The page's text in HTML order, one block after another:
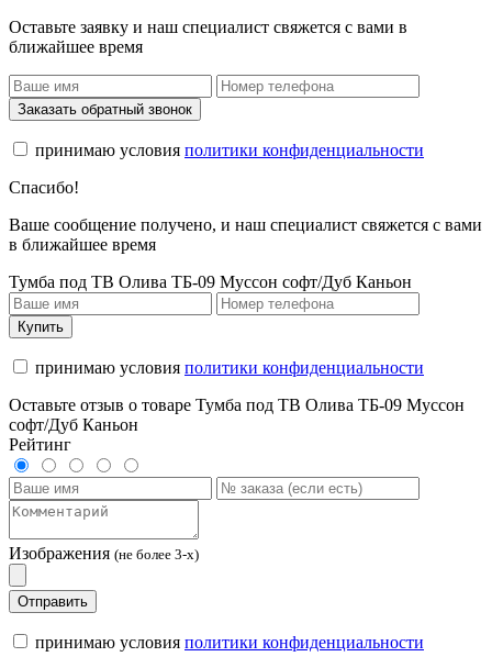
Оставьте заявку и наш специалист свяжется с вами в
ближайшее время
Заказать обратный звонок
принимаю условия политики конфиденциальности
Спасибо!
Ваше сообщение получено, и наш специалист свяжется с вами
в ближайшее время
Тумба под ТВ Олива ТБ-09 Муссон софт/Дуб Каньон
Купить
принимаю условия политики конфиденциальности
Оставьте отзыв о товаре Тумба под ТВ Олива ТБ-09 Муссон
софт/Дуб Каньон
Рейтинг
Изображения (не более 3-х)
Отправить
принимаю условия политики конфиденциальности